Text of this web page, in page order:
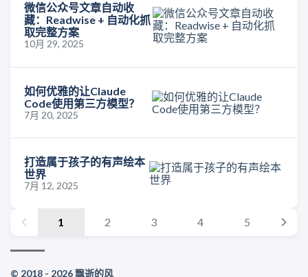
微信公众号文章自动收
藏：Readwise + 自动化抓
取完整方案
10月 29, 2025
如何优雅的让Claude
Code使用第三方模型？
7月 20, 2025
打造属于孩子的有声绘本
世界
7月 12, 2025
1 2 3 4 5
© 2018 - 2026 飘逝的风